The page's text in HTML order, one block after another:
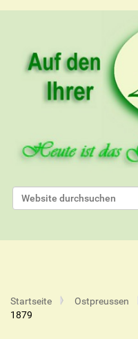
Website durchsuchen
Startseite Ostpreussen
1879